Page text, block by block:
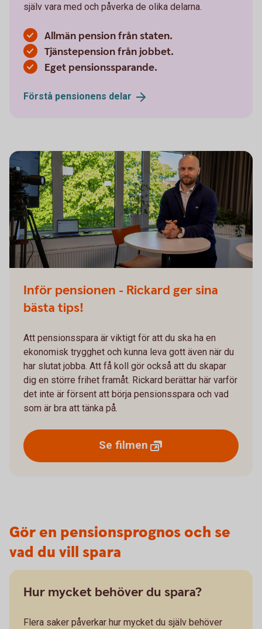
själv vara med och påverka de olika delarna.
Allmän pension från staten.
Tjänstepension från jobbet.
Eget pensionssparande.
Förstå pensionens delar
Inför pensionen - Rickard ger sina
bästa tips!
Att pensionsspara är viktigt för att du ska ha en
ekonomisk trygghet och kunna leva gott även när du
har slutat jobba. Att få koll gör också att du skapar
dig en större frihet framåt. Rickard berättar här varför
det inte är försent att börja pensionsspara och vad
som är bra att tänka på.
Se filmen
Gör en pensionsprognos och se
vad du vill spara
Hur mycket behöver du spara?
Flera saker påverkar hur mycket du själv behöver